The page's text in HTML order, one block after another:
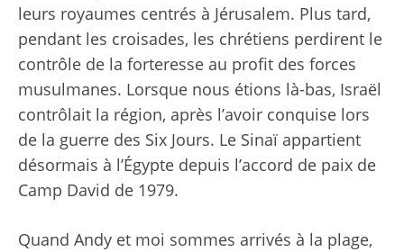
leurs royaumes centrés à Jérusalem. Plus tard,
pendant les croisades, les chrétiens perdirent le
contrôle de la forteresse au profit des forces
musulmanes. Lorsque nous étions là-bas, Israël
contrôlait la région, après l’avoir conquise lors
de la guerre des Six Jours. Le Sinaï appartient
désormais à l’Égypte depuis l’accord de paix de
Camp David de 1979.
Quand Andy et moi sommes arrivés à la plage,